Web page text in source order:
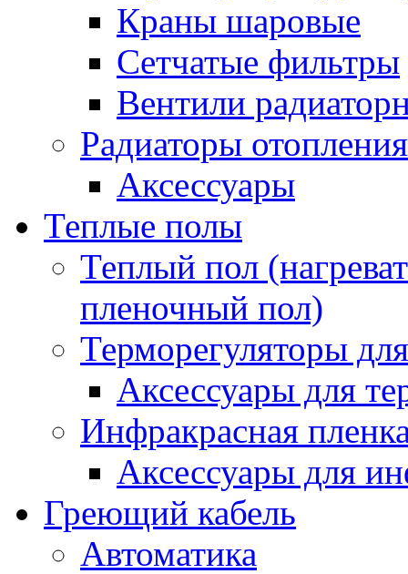
Краны шаровые
Сетчатые фильтры
Вентили
Радиаторы отопления
Аксессуары
Теплые полы
Теплый пол
пленочный пол)
Терморегуляторы
Аксессуары для
Инфракрасная
Аксессуары для
Греющий кабель
Автоматика